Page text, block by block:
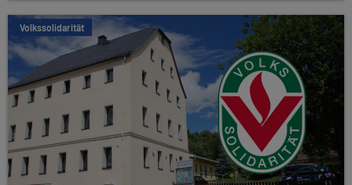
Volkssolidarität